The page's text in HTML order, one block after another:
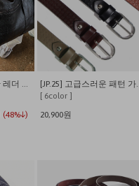
[ALBB.01] 클래식한 레더 크로스 보스턴백
(48%↓)
[JP.25]
[ 6color ]
20,900원